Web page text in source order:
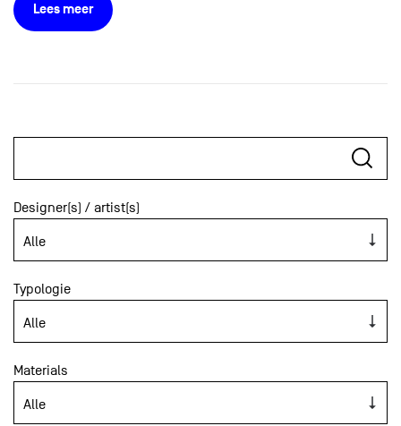
Lees meer
Designer(s) / artist(s)
Typologie
Materials